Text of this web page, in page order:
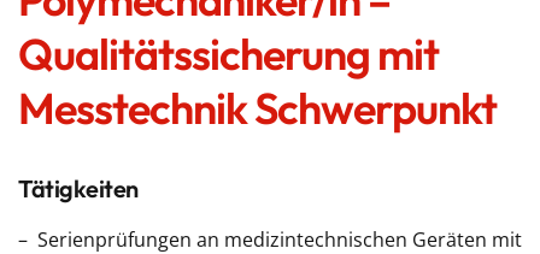
Qualitätssicherung mit
Messtechnik Schwerpunkt
Tätigkeiten
Serienprüfungen an medizintechnischen Geräten mit